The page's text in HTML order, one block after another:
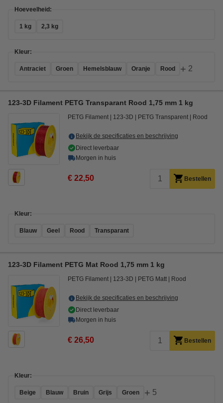
Hoeveelheid:
1 kg 2,3 kg
Kleur:
Antraciet Groen Hemelsblauw Oranje Rood + 2
123-3D Filament PETG Transparant Rood 1,75 mm 1 kg
PETG Filament 123-3D PETG Transparent Rood
Bekijk de specificaties en beschrijving
Direct leverbaar
Morgen in huis
€ 22,50 Bestellen
Kleur:
Blauw Geel Rood Transparant
123-3D Filament PETG Mat Rood 1,75 mm 1 kg
PETG Filament 123-3D PETG Matt Rood
Bekijk de specificaties en beschrijving
Direct leverbaar
Morgen in huis
€ 26,50 Bestellen
Kleur:
Beige Blauw Bruin Grijs Groen + 5